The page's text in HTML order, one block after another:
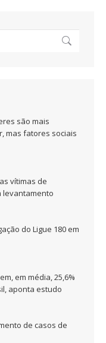
são mais
mas fatores sociais
vítimas de
levantamento
do Ligue 180 em
em média, 25,6%
aponta estudo
de casos de